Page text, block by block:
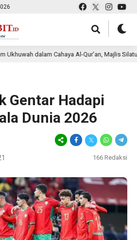
dalam Cahaya Al-Qur’an, Majlis Silaturahmi
Gentar Hadapi
Dunia 2026
166 Redaksi